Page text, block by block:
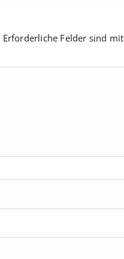
Erforderliche Felder sind mit